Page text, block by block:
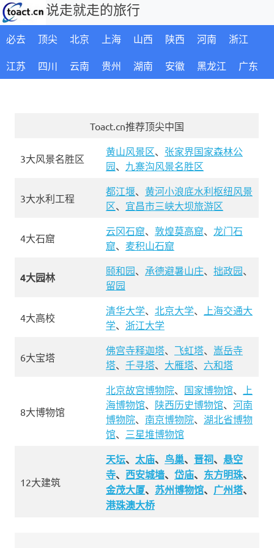
说走就走的旅行
必去 顶尖 北京 上海 山西 陕西 河南 浙江
江苏 四川 云南 贵州 湖南 安徽 黑龙江 广东
Toact.cn推荐顶尖中国
3大风景名胜区
黄山风景区、 张家界国家森林公
园、 九寨沟风景名胜区
3大水利工程
都江堰、 黄河小浪底水利枢纽风景
区、 宜昌市三峡大坝旅游区
4大石窟
云冈石窟、 敦煌莫高窟、 龙门石
窟、 麦积山石窟
4大园林
颐和园、 承德避暑山庄、 拙政园、
留园
4大高校
清华大学、 北京大学、
上海交通大
学、 浙江大学
6大宝塔
佛宫寺释迦塔、 飞虹塔、 嵩岳寺
塔、 千寻塔、 大雁塔、 六和塔
8大博物馆
北京故宫博物院、 国家博物馆、
上
海博物馆、 陕西历史博物馆、 河南
博物院、 南京博物院、 湖北省博物
馆、 三星堆博物馆
12大建筑
天坛、 太庙、 鸟巢、 晋祠、 悬空
寺、 西安城墙、 岱庙、 东方明珠、
金茂大厦、 苏州博物馆、 广州塔、
港珠澳大桥